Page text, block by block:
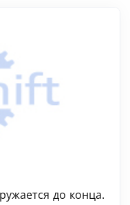
до конца.